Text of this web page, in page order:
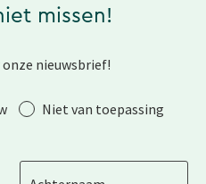
missen!
nieuwsbrief!
Niet van toepassing